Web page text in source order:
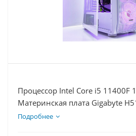
Процессор Intel Core i5 11400F
Материнская плата Gigabyte
Видеокарта RTX 4080 16Гб,
Подробнее